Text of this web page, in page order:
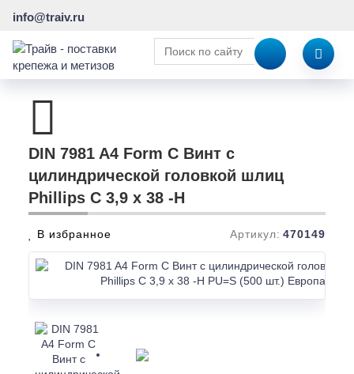
info@traiv.ru
DIN 7981 A4 Form C Винт с
цилиндрической головкой шлиц
Phillips C 3,9 x 38 -H
В избранное Артикул: 470149